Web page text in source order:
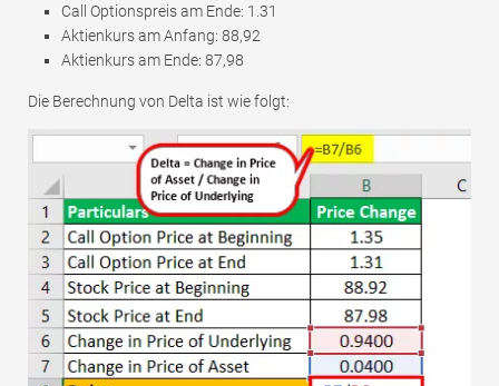
Call Optionspreis am Ende: 1.31
Aktienkurs am Anfang: 88,92
Aktienkurs am Ende: 87,98
Die Berechnung von Delta ist wie folgt: